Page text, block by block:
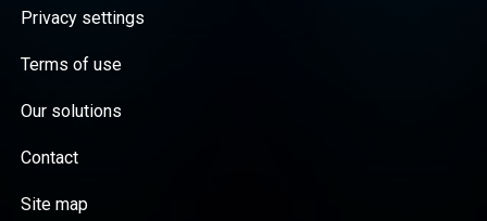
Privacy settings
Terms of use
Our solutions
Contact
Site map